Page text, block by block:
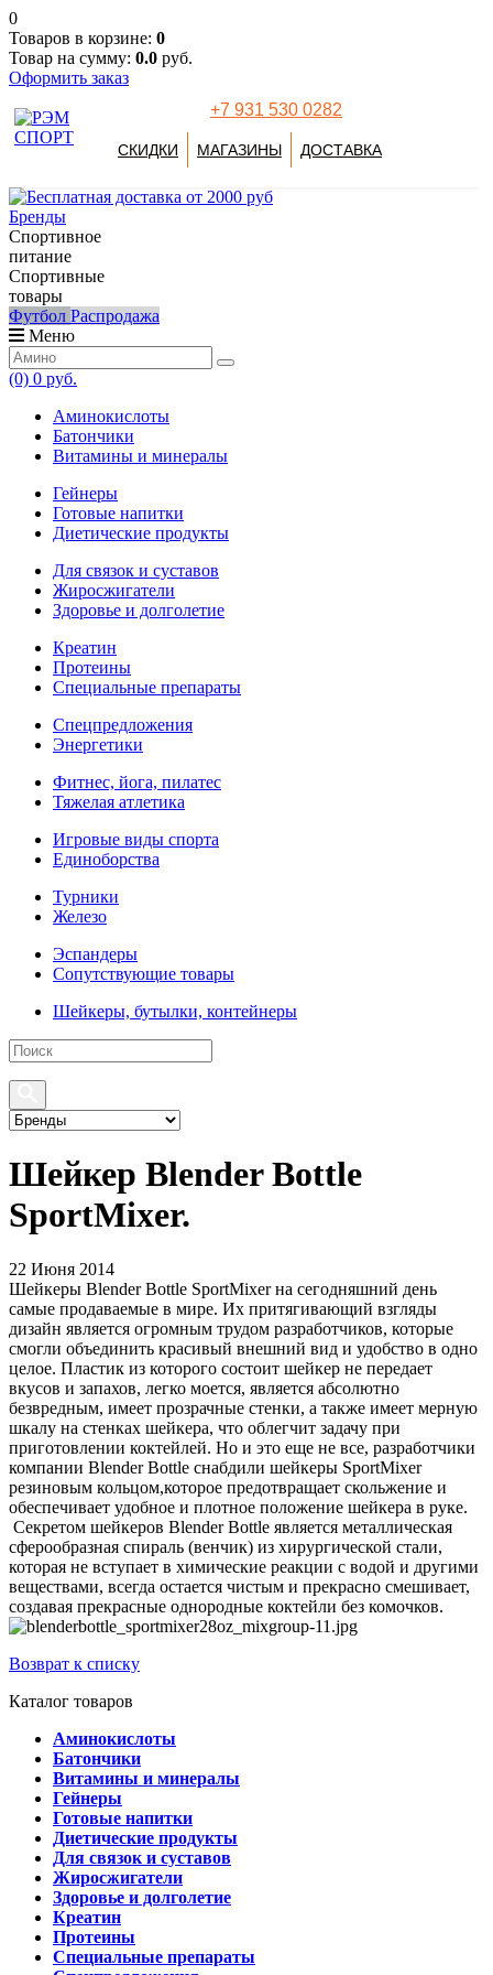
0
Товаров в корзине: 0
Товар на сумму: 0.0 руб.
Оформить заказ
+7 931 530 0282
СКИДКИ МАГАЗИНЫ ДОСТАВКА
Бренды
Спортивное
питание
Спортивные
товары
Футбол Распродажа
Меню
(0) 0 руб.
Аминокислоты
Батончики
Витамины и минералы
Гейнеры
Готовые напитки
Диетические продукты
Для связок и суставов
Жиросжигатели
Здоровье и долголетие
Креатин
Протеины
Специальные препараты
Спецпредложения
Энергетики
Фитнес, йога, пилатес
Тяжелая атлетика
Игровые виды спорта
Единоборства
Турники
Железо
Эспандеры
Сопутствующие товары
Шейкеры, бутылки, контейнеры
Шейкер Blender Bottle
SportMixer.
22 Июня 2014
Шейкеры Blender Bottle SportMixer на сегодняшний день
самые продаваемые в мире. Их притягивающий взгляды
дизайн является огромным трудом разработчиков, которые
смогли объединить красивый внешний вид и удобство в одно
целое. Пластик из которого состоит шейкер не передает
вкусов и запахов, легко моется, является абсолютно
безвредным, имеет прозрачные стенки, а также имеет мерную
шкалу на стенках шейкера, что облегчит задачу при
приготовлении коктейлей. Но и это еще не все, разработчики
компании Blender Bottle снабдили шейкеры SportMixer
резиновым кольцом,которое предотвращает скольжение и
обеспечивает удобное и плотное положение шейкера в руке.
Секретом шейкеров Blender Bottle является металлическая
сферообразная спираль (венчик) из хирургической стали,
которая не вступает в химические реакции с водой и другими
веществами, всегда остается чистым и прекрасно смешивает,
создавая прекрасные однородные коктейли без комочков.
Возврат к списку
Каталог товаров
Аминокислоты
Батончики
Витамины и минералы
Гейнеры
Готовые напитки
Диетические продукты
Для связок и суставов
Жиросжигатели
Здоровье и долголетие
Креатин
Протеины
Специальные препараты